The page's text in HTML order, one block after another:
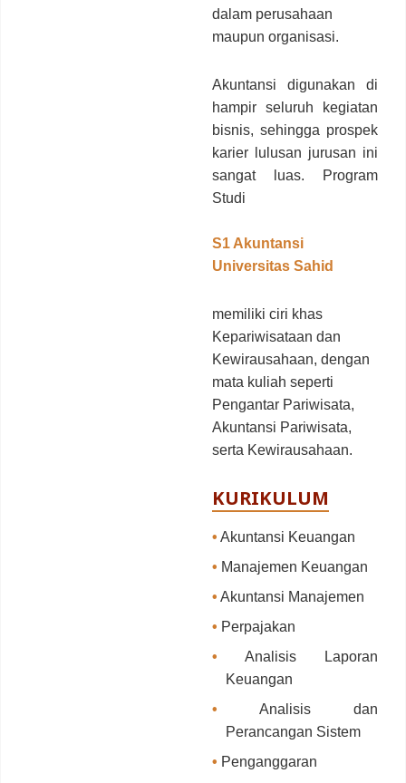
dalam perusahaan
maupun organisasi.
Akuntansi digunakan di
hampir seluruh kegiatan
bisnis, sehingga prospek
karier lulusan jurusan ini
sangat luas. Program
Studi
S1 Akuntansi
Universitas Sahid
memiliki ciri khas
Kepariwisataan dan
Kewirausahaan, dengan
mata kuliah seperti
Pengantar Pariwisata,
Akuntansi Pariwisata,
serta Kewirausahaan.
KURIKULUM
• Akuntansi Keuangan
• Manajemen Keuangan
• Akuntansi Manajemen
• Perpajakan
• Analisis Laporan
Keuangan
• Analisis dan
Perancangan Sistem
• Penganggaran